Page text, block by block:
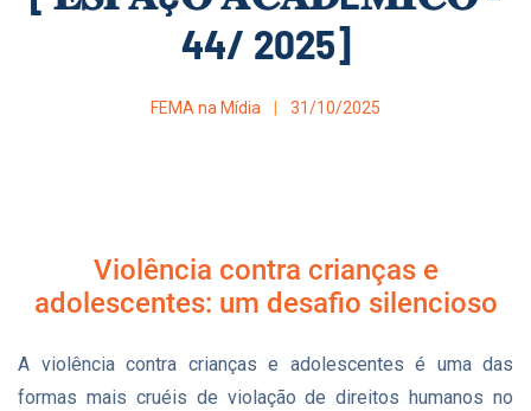
44/ 2025]
FEMA na Mídia 31/10/2025
Violência contra crianças e
adolescentes: um desafio silencioso
A violência contra crianças e adolescentes é uma das
formas mais cruéis de violação de direitos humanos no